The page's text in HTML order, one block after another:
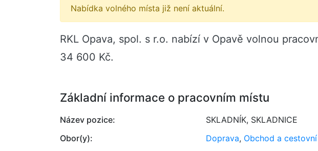
Nabídka volného místa již není aktuální.
RKL Opava, spol. s r.o. nabízí v Opavě volnou
34 600 Kč.
Základní informace o pracovním místu
Název pozice:
SKLADNÍK, SKLADNICE
Obor(y):
Doprava, Obchod a